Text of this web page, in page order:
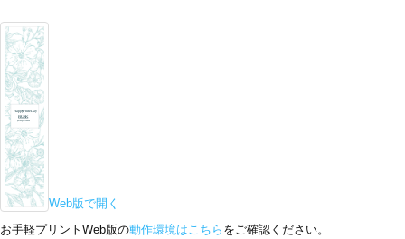
Web版で開く
お手軽プリントWeb版の動作環境はこちら をご確認ください。